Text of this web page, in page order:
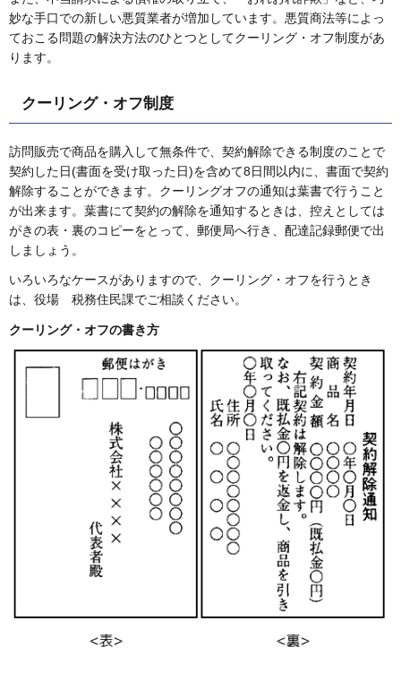
妙な手口での新しい悪質業者が増加しています。悪質商法等によっ
ておこる問題の解決方法のひとつとしてクーリング・オフ制度があ
ります。
クーリング・オフ制度
訪問販売で商品を購入して無条件で、契約解除できる制度のことで
契約した日(書面を受け取った日)を含めて8日間以内に、書面で契約
解除することができます。クーリングオフの通知は葉書で行うこと
が出来ます。葉書にて契約の解除を通知するときは、控えとしては
がきの表・裏のコピーをとって、郵便局へ行き、配達記録郵便で出
しましょう。
いろいろなケースがありますので、クーリング・オフを行うとき
は、役場 税務住民課でご相談ください。
クーリング・オフの書き方